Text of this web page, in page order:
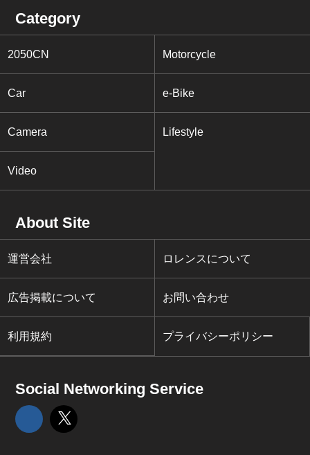
Category
2050CN Motorcycle
Car e-Bike
Camera Lifestyle
Video
About Site
運営会社 ロレンスについて
広告掲載について お問い合わせ
利用規約 プライバシーポリシー
Social Networking Service